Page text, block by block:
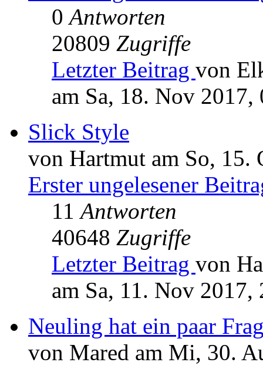
0Antworten
20809 Zugriffe
Letzter Beitrag von
am Sa, 18. Nov 2017,
Slick Style
von Hartmut am So, 15.
Erster ungelesener
11Antworten
40648 Zugriffe
Letzter Beitrag von
am Sa, 11. Nov 2017,
Neuling hat ein paar
von Mared am Mi, 30.